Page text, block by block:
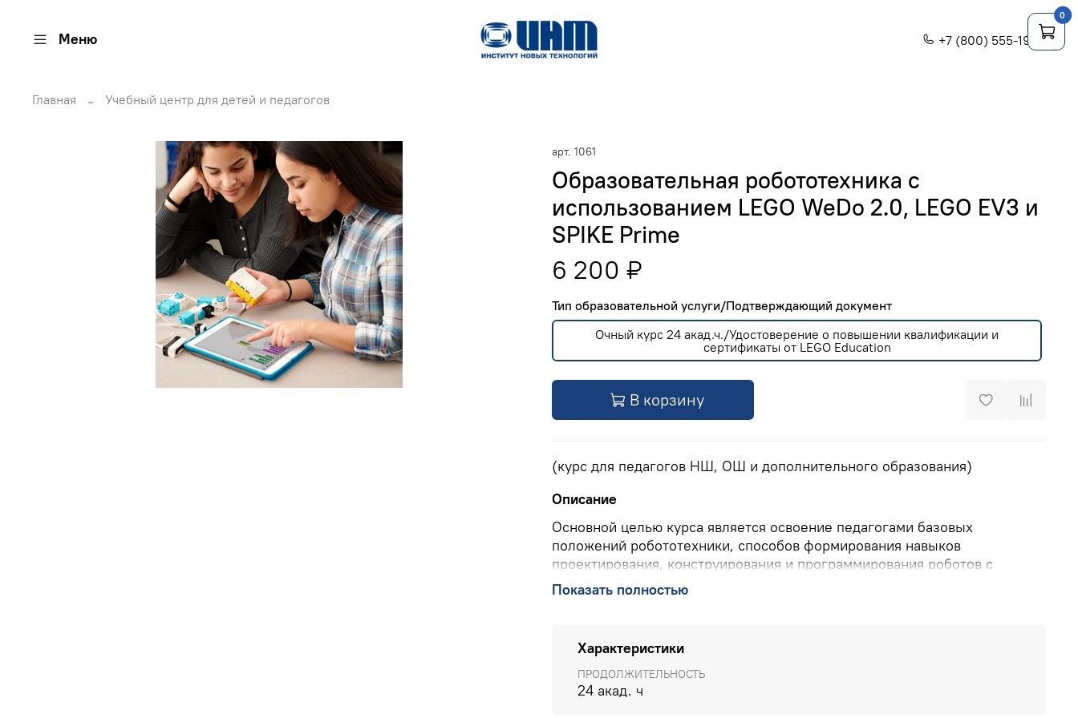
Меню +7 (800) 555-1956
Главная Учебный центр для детей и педагогов
арт. 1061
Образовательная робототехника с
использованием LEGO WeDo 2.0, LEGO EV3 и
SPIKE Prime
6 200 ₽
Тип образовательной услуги/Подтверждающий документ
Очный курс 24 акад.ч./Удостоверение о повышении квалификации и
сертификаты от LEGO Education
В корзину
(курс для педагогов НШ, ОШ и дополнительного образования)
Описание
Основной целью курса является освоение педагогами базовых
положений робототехники, способов формирования навыков
проектирования, конструирования и программирования роботов с
помощью LEGO Education WeDo 2.0, LEGO Education Mindstorms EV3 и
LEGO Education SPIKE Prime.
РФ), 8(903) 614 8579 (офис),
Показать полностью
Характеристики
ПРОДОЛЖИТЕЛЬНОСТЬ
24 акад. ч
0